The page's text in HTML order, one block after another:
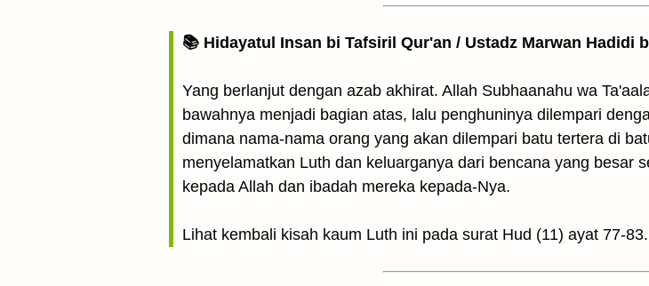
📚 Hidayatul Insan bi Tafsiril Qur'an / Ustadz Marwan Hadidi
Yang berlanjut dengan azab akhirat. Allah Subhaanahu wa
bawahnya menjadi bagian atas, lalu penghuninya dilempari
dimana nama-nama orang yang akan dilempari batu tertera di
menyelamatkan Luth dan keluarganya dari bencana yang besar
kepada Allah dan ibadah mereka kepada-Nya.
Lihat kembali kisah kaum Luth ini pada surat Hud (11) ayat 77-83.